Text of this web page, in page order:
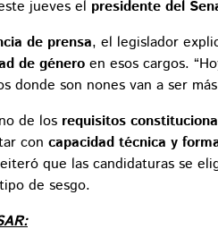
jueves el presidente del
de prensa, el legislador
de género en esos cargos.
donde son nones van a ser
de los requisitos
con capacidad técnica y
que las candidaturas se
de sesgo.